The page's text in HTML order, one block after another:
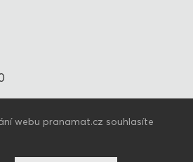
webu pranamat.cz souhlasíte